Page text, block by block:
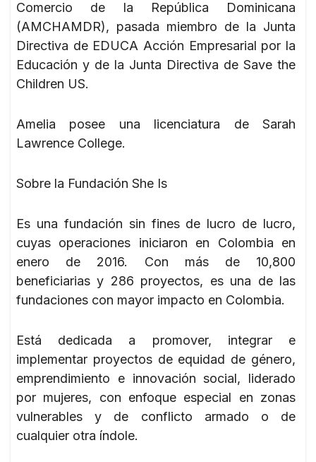
Comercio de la República Dominicana
(AMCHAMDR), pasada miembro de la Junta
Directiva de EDUCA Acción Empresarial por la
Educación y de la Junta Directiva de Save the
Children US.
Amelia posee una licenciatura de Sarah
Lawrence College.
Sobre la Fundación She Is
Es una fundación sin fines de lucro de lucro,
cuyas operaciones iniciaron en Colombia en
enero de 2016. Con más de 10,800
beneficiarias y 286 proyectos, es una de las
fundaciones con mayor impacto en Colombia.
Está dedicada a promover, integrar e
implementar proyectos de equidad de género,
emprendimiento e innovación social, liderado
por mujeres, con enfoque especial en zonas
vulnerables y de conflicto armado o de
cualquier otra índole.